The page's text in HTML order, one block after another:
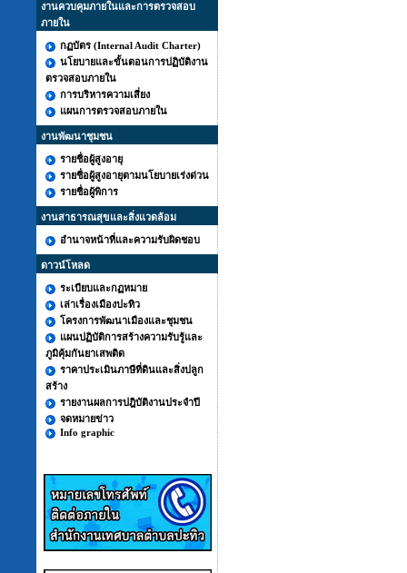
งานควบคุมภายในและการตรวจสอบ
ภายใน
กฏบัตร (Internal Audit Charter)
นโยบายและขั้นตอนการปฏิบัติงาน
ตรวจสอบภายใน
การบริหารความเสี่ยง
แผนการตรวจสอบภายใน
งานพัฒนาชุมชน
รายชื่อผู้สูงอายุ
รายชื่อผู้สูงอายุตามนโยบายเร่งด่วน
รายชื่อผู้พิการ
งานสาธารณสุขและสิ่งแวดล้อม
อำนาจหน้าที่และความรับผิดชอบ
ดาวน์โหลด
ระเบียบและกฏหมาย
เล่าเรื่องเมืองปะทิว
โครงการพัฒนาเมืองและชุมชน
แผนปฏิบัติการสร้างความรับรู้และ
ภูมิคุ้มกันยาเสพติด
ราคาประเมินภาษีที่ดินและสิ่งปลูก
สร้าง
รายงานผลการปฎิบัติงานประจำปี
จดหมายข่าว
Info graphic